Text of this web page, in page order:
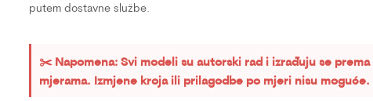
putem dostavne službe.
✂️ Napomena: Svi modeli su autorski rad i izrađuju se
mjerama. Izmjene kroja ili prilagodbe po mjeri nisu moguće.